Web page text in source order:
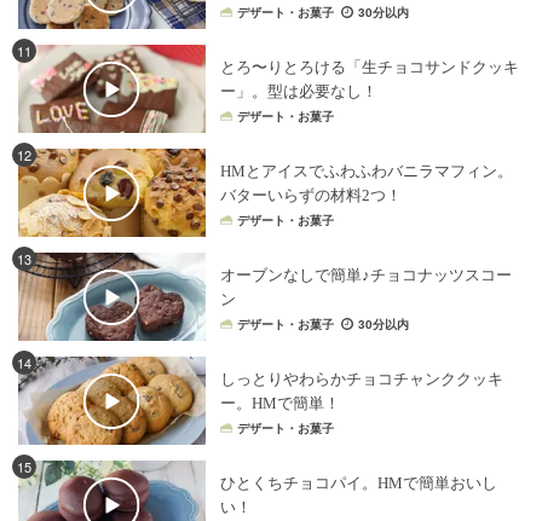
バレンタインレシピ×ホワイトチョコレート
ホットケーキミックス×
バレンタインレシピ
マシュマロ
バレンタインレシピ × ガトーショコラ
バレンタインレシピ×生チョコ
バレンタインレシピ×お菓子・スイーツ
バレンタインレシピ×チーズケーキ
バレンタインレシピ
×ブラウニー
バレンタインレシピ×パン・シリアル
バレンタインレシピ× タルト
バレンタインレシピ×カップケーキ
ホットケーキミックス
電子レンジレシピ
バレンタインレシピ×焼き菓子
バレンタインレシピ
×
バレンタインレシピ × マフィン
デザート・お菓子 30分以内
11
とろ〜りとろける「生チョコサンドクッキ
ー」。型は必要なし！
デザート・お菓子
12
HMとアイスでふわふわバニラマフィン。
バターいらずの材料2つ！
デザート・お菓子
13
オーブンなしで簡単♪チョコナッツスコー
ン
デザート・お菓子 30分以内
14
しっとりやわらかチョコチャンククッキ
ー。HMで簡単！
デザート・お菓子
15
ひとくちチョコパイ。HMで簡単おいし
い！